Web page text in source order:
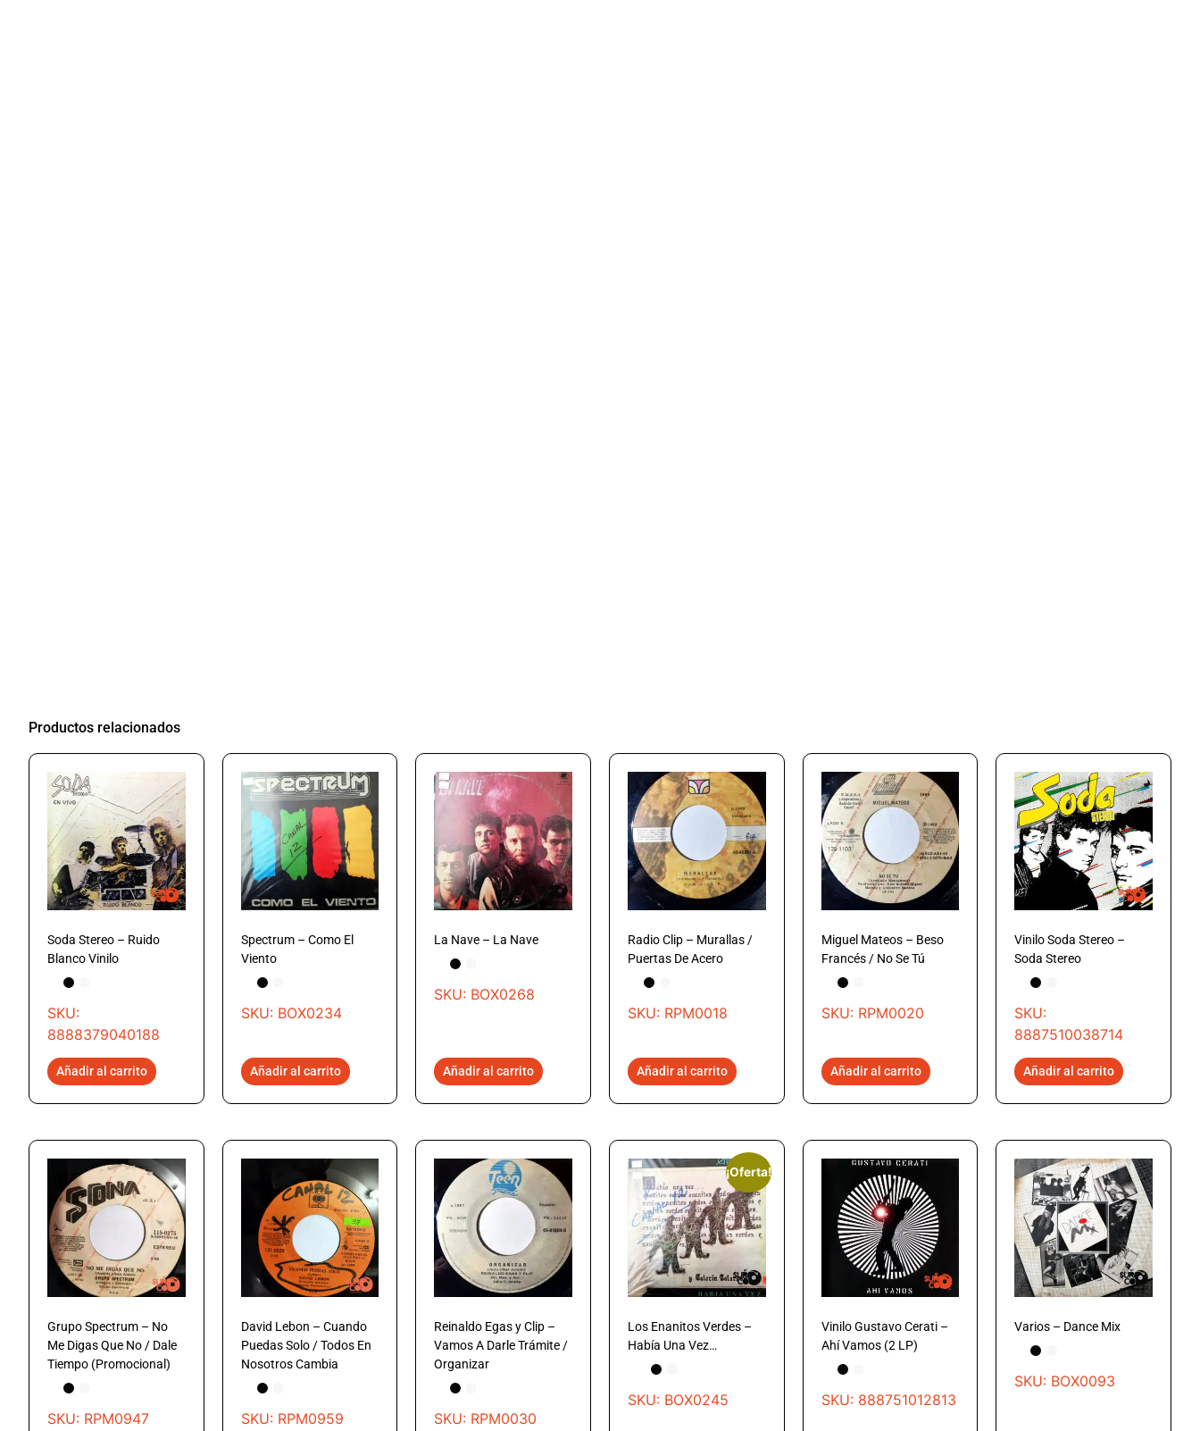
Productos relacionados
Soda Stereo – Ruido
Blanco Vinilo
SKU:
8888379040188
Añadir al carrito
Spectrum – Como El
Viento
SKU: BOX0234
Añadir al carrito
La Nave – La Nave
SKU: BOX0268
Añadir al carrito
Radio Clip – Murallas /
Puertas De Acero
SKU: RPM0018
Añadir al carrito
Miguel Mateos – Beso
Francés / No Se Tú
SKU: RPM0020
Añadir al carrito
Vinilo Soda Stereo –
Soda Stereo
SKU:
8887510038714
Añadir al carrito
Grupo Spectrum – No
Me Digas Que No / Dale
Tiempo (Promocional)
SKU: RPM0947
David Lebon – Cuando
Puedas Solo / Todos En
Nosotros Cambia
SKU: RPM0959
Reinaldo Egas y Clip –
Vamos A Darle Trámite /
Organizar
SKU: RPM0030
¡Oferta!
Los Enanitos Verdes –
Había Una Vez…
SKU: BOX0245
Vinilo Gustavo Cerati –
Ahí Vamos (2 LP)
SKU: 888751012813
Varios – Dance Mix
SKU: BOX0093